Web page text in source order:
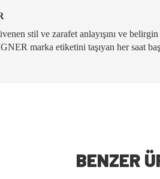
stil ve zarafet anlayışını ve
marka etiketini taşıyan her saat
BENZER